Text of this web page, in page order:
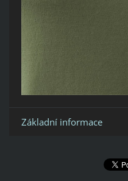
Základní informace